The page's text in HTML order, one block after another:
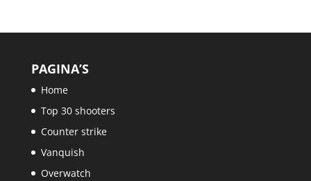
PAGINA’S
Home
Top 30 shooters
Counter strike
Vanquish
Overwatch